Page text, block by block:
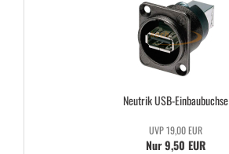
Neu­trik USB-​Einbaubuchse
UVP 19,00 EUR
Nur 9,50 EUR